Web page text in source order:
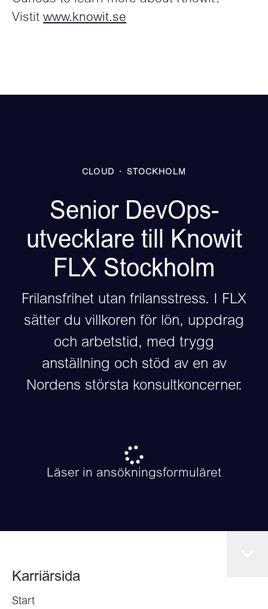
Vistit www.knowit.se
CLOUD · STOCKHOLM
Senior DevOps-
utvecklare till Knowit
FLX Stockholm
Frilansfrihet utan frilansstress. I FLX
sätter du villkoren för lön, uppdrag
och arbetstid, med trygg
anställning och stöd av en av
Nordens största konsultkoncerner.
Läser in ansökningsformuläret
Karriärsida
Start